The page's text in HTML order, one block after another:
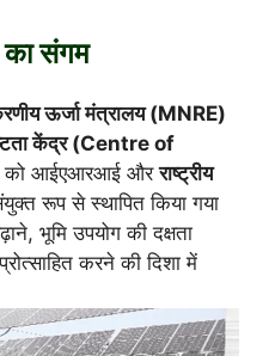
का संगम
ऊर्जा मंत्रालय (MNRE)
केंद्र (Centre of
को आईएआरआई औरराष्ट्रीय
रूप से स्थापित किया गया
भूमि उपयोग की दक्षता
करने की दिशा में